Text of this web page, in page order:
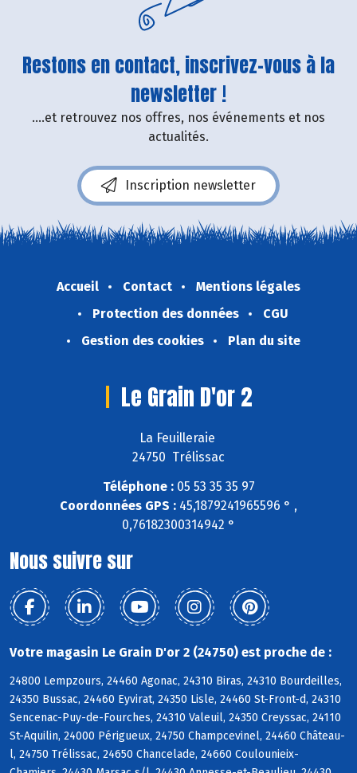
Restons en contact, inscrivez-vous à la
newsletter !
....et retrouvez nos offres, nos événements et nos
actualités.
Inscription newsletter
Accueil Contact
Mentions légales
Protection des données
CGU
Gestion des cookies
Plan du site
Le Grain D'or 2
La Feuilleraie
24750 Trélissac
Téléphone :05 53 35 35 97
Coordonnées GPS : 45,1879241965596 ° ,
0,76182300314942 °
Nous suivre sur
Votre magasin Le Grain D'or 2 (24750) est proche de :
24800 Lempzours, 24460 Agonac, 24310 Biras, 24310 Bourdeilles,
24350 Bussac, 24460 Eyvirat, 24350 Lisle, 24460 St-Front-d, 24310
Sencenac-Puy-de-Fourches, 24310 Valeuil, 24350 Creyssac, 24110
St-Aquilin, 24000 Périgueux, 24750 Champcevinel, 24460 Château-
l, 24750 Trélissac, 24650 Chancelade, 24660 Coulounieix-